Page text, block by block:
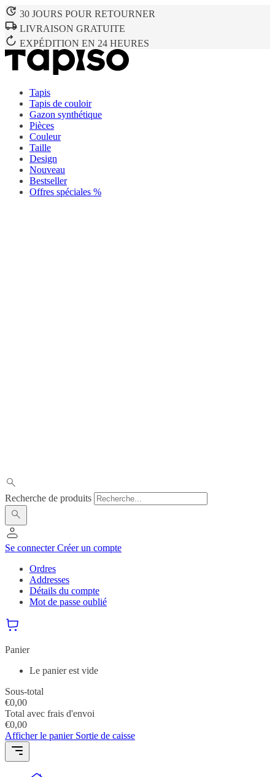
30 JOURS POUR RETOURNER
LIVRAISON GRATUITE
EXPÉDITION EN 24 HEURES
Tapis
Tapis de couloir
Gazon synthétique
Pièces
Couleur
Taille
Design
Nouveau
Bestseller
Offres spéciales %
Recherche de produits
Se connecterCréer un compte
Ordres
Addresses
Détails du compte
Mot de passe oublié
Panier
Le panier est vide
Sous-total
€0,00
Total avec frais d'envoi
€0,00
Afficher le panier Sortie de caisse